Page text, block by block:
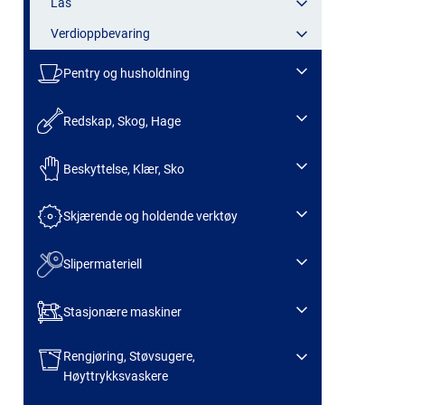
Verdioppbevaring
Pentry og husholdning
Redskap, Skog, Hage
Beskyttelse, Klær, Sko
Skjærende og holdende verktøy
Slipermateriell
Stasjonære maskiner
Rengjøring, Støvsugere,
Høyttrykksvaskere